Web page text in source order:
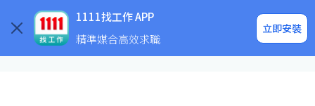
1111找工作 APP
精準媒合高效求職
立即安裝
企業求才